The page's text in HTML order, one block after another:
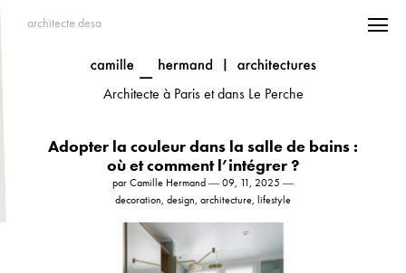
architecte desa
Architecte à Paris et dans Le Perche
Adopter la couleur dans la salle de bains :
où et comment l’intégrer ?
par Camille Hermand ― 09, 11, 2025 ―
decoration, design, architecture, lifestyle